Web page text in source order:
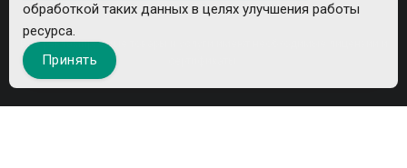
Все рекламируемые товары и услуги имеют необходимые лицензии и
обработкой таких данных в целях улучшения работы
ресурса.
Принять